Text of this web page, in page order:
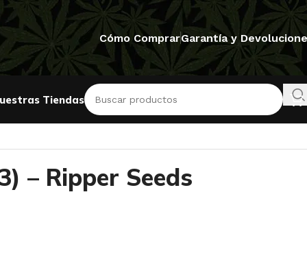
Cómo ComprarGarantía y
Tiendas
– Ripper Seeds